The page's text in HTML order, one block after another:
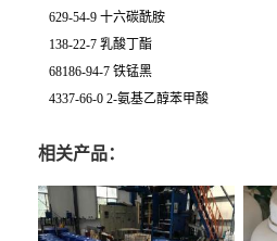
629-54-9 十六碳酰胺
138-22-7 乳酸丁酯
68186-94-7 铁锰黑
4337-66-0 2-氨基乙醇苯甲酸
相关产品：